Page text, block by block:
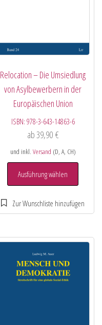
Relocation – Die Umsiedlung
von Asylbewerbern in der
Europäischen Union
ISBN: 978-3-643-14863-6
ab39,90 €
und inkl. Versand (D, A, CH)
Ausführung wählen